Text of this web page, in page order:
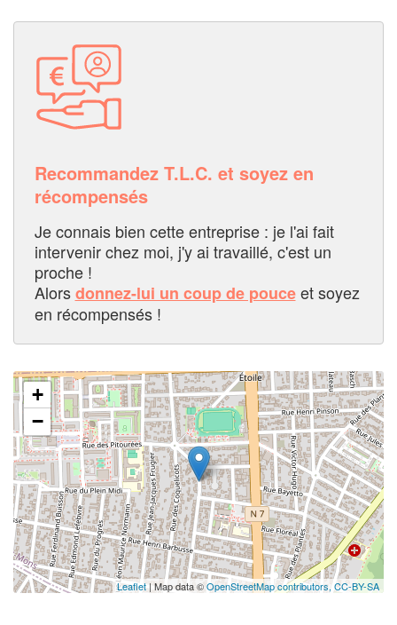
Recommandez T.L.C. et soyez en
récompensés
Je connais bien cette entreprise : je l'ai fait
intervenir chez moi, j'y ai travaillé, c'est un
proche !
Alorsdonnez-lui un coup de pouceet soyez
en récompensés !
+
−
Leaflet| Map data ©OpenStreetMap contributors,CC-BY-SA